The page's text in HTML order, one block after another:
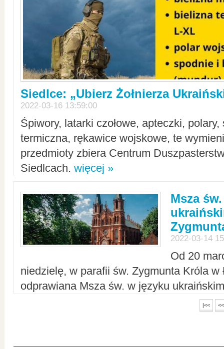
Siedlce: „Ubierz Żołnierza
2022-03-16 13:59:00
Śpiwory, latarki czołowe, apteczki,
termiczna, rękawice wojskowe, te
przedmioty zbiera Centrum
Siedlcach. więcej »
Msza
2022-03-14
Od 20
niedzielę, w parafii św. Zygmunta Króla w
odprawiana Msza św. w języku
|<< <<